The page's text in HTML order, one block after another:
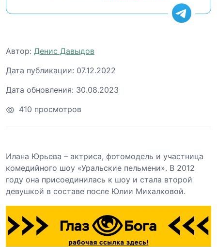
Автор: Денис Давыдов
Дата публикации: 07.12.2022
Дата обновления: 30.08.2023
410 просмотров
Илана Юрьева – актриса, фотомодель и участница
комедийного шоу «Уральские пельмени». В 2012
году она присоединилась к шоу и стала второй
девушкой в составе после Юлии Михалковой.